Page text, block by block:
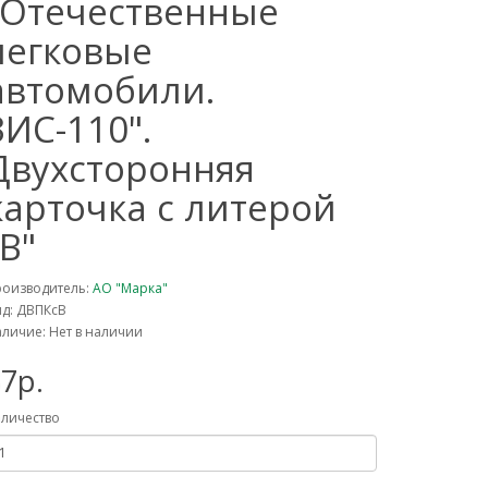
110".
с литерой
АО "Марка"
ДВПКсВ
Нет в наличии